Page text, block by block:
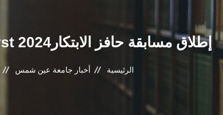
Innovation Catalyst 2024إطلاق مسابقة حافز الابتكار
الرئيسية أخبار جامعة عين شمس